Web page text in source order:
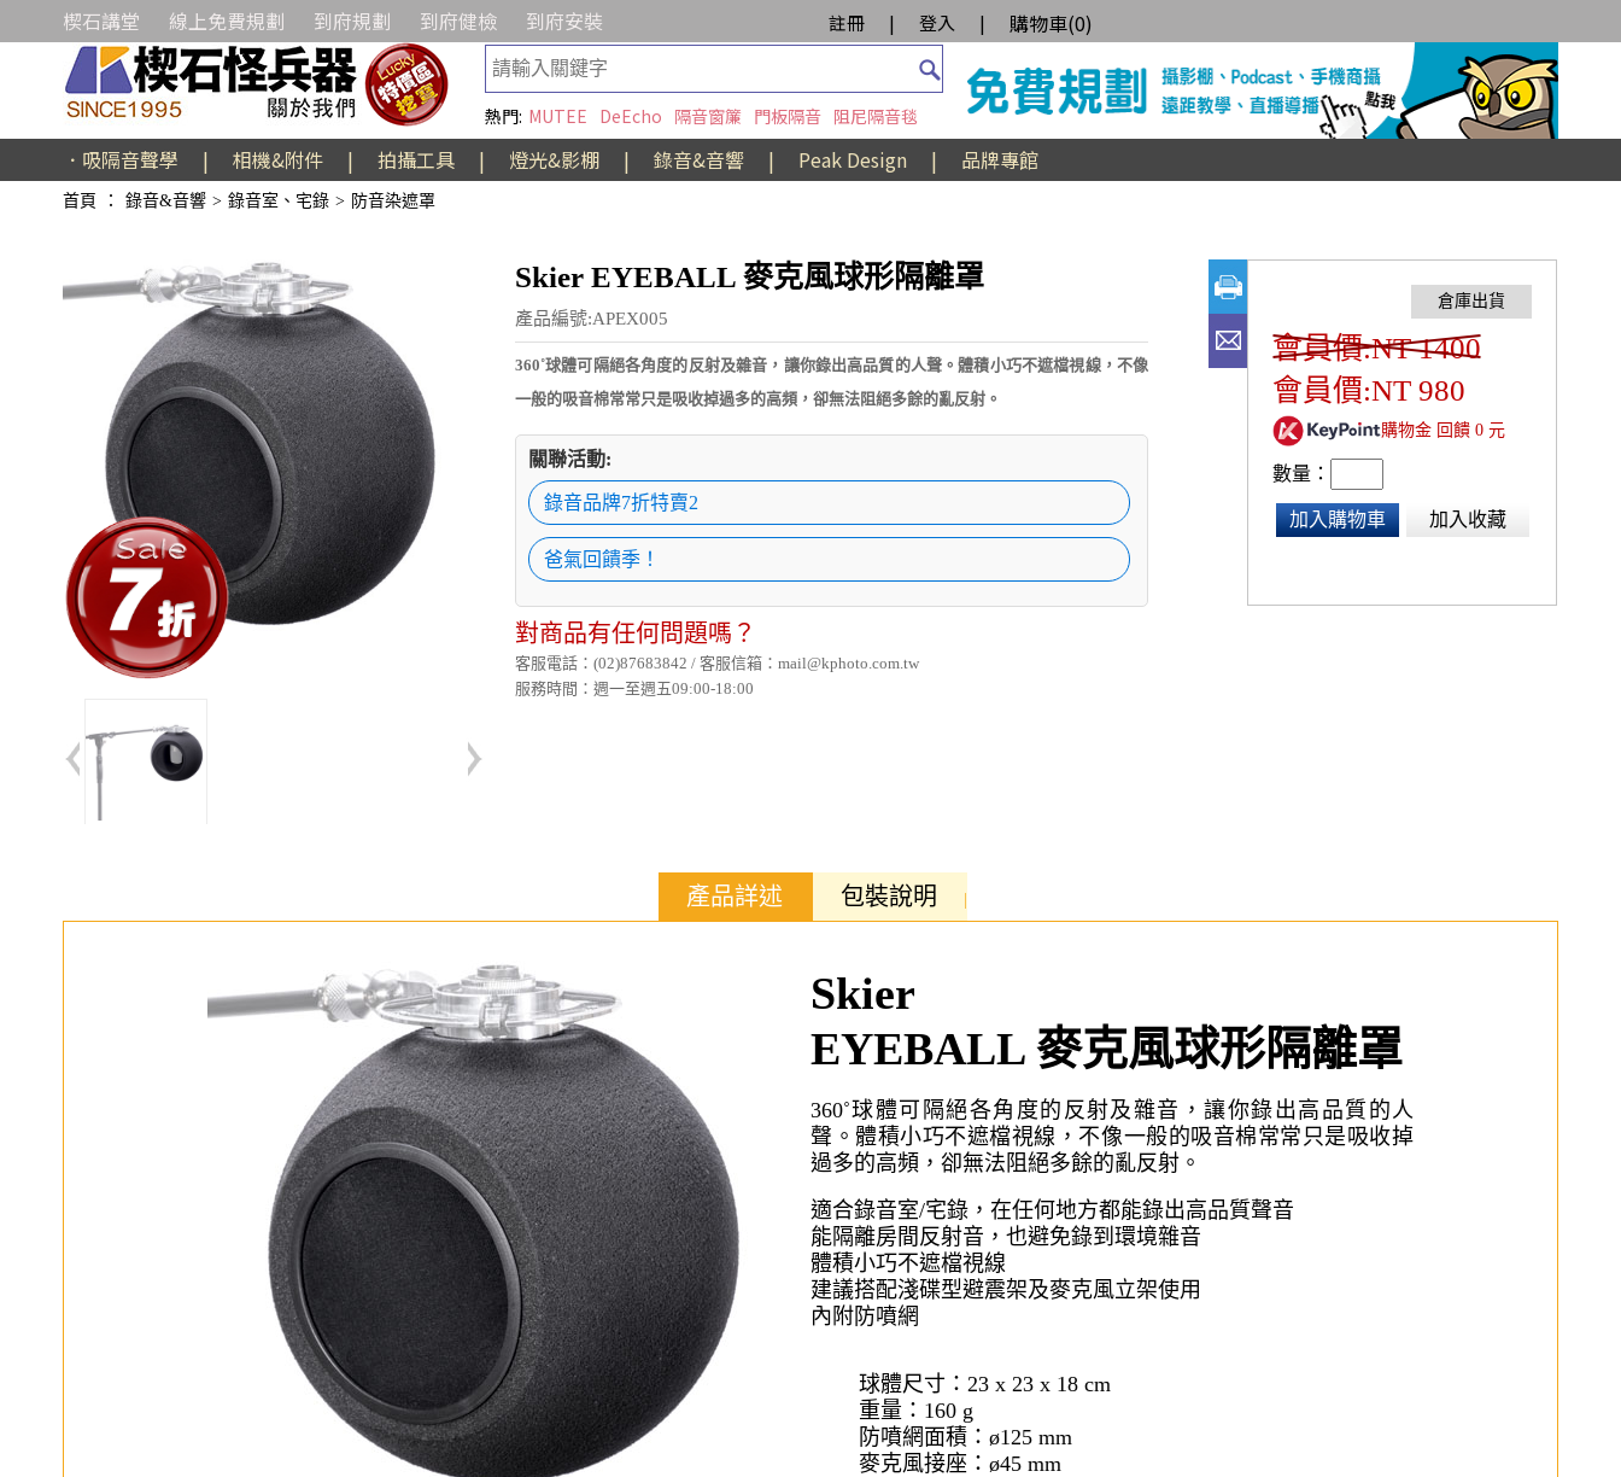
楔石講堂 線上免費規劃 到府規劃 到府健檢 到府安裝 註冊 | 登入 | 購物車(0)
熱門: MUTEE DeEcho 隔音窗簾 門板隔音 阻尼隔音毯
．吸隔音聲學 | 相機&附件 | 拍攝工具 | 燈光&影棚 | 錄音&音響 | Peak Design | 品牌專館
首頁 ： 錄音&音響 > 錄音室、宅錄 > 防音染遮罩
Skier EYEBALL 麥克風球形隔離罩
產品編號:APEX005
360˚球體可隔絕各角度的反射及雜音，讓你錄出高品質的人聲。體積小巧不遮檔視線，不像
一般的吸音棉常常只是吸收掉過多的高頻，卻無法阻絕多餘的亂反射。
關聯活動:
錄音品牌7折特賣2
爸氣回饋季！
對商品有任何問題嗎？
客服電話：(02)87683842 / 客服信箱：mail@kphoto.com.tw
服務時間：週一至週五09:00-18:00
會員價:NT 1400
會員價:NT 980
購物金 回饋 0 元
數量：
加入購物車 加入收藏
產品詳述 包裝說明
Skier
EYEBALL 麥克風球形隔離罩
360˚球體可隔絕各角度的反射及雜音，讓你錄出高品質的人
聲。體積小巧不遮檔視線，不像一般的吸音棉常常只是吸收掉
過多的高頻，卻無法阻絕多餘的亂反射。
適合錄音室/宅錄，在任何地方都能錄出高品質聲音
能隔離房間反射音，也避免錄到環境雜音
體積小巧不遮檔視線
建議搭配淺碟型避震架及麥克風立架使用
內附防噴網
球體尺寸：23 x 23 x 18 cm
重量：160 g
防噴網面積：ø125 mm
麥克風接座：ø45 mm